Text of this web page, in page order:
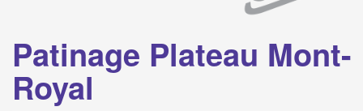
Patinage Plateau Mont-
Royal